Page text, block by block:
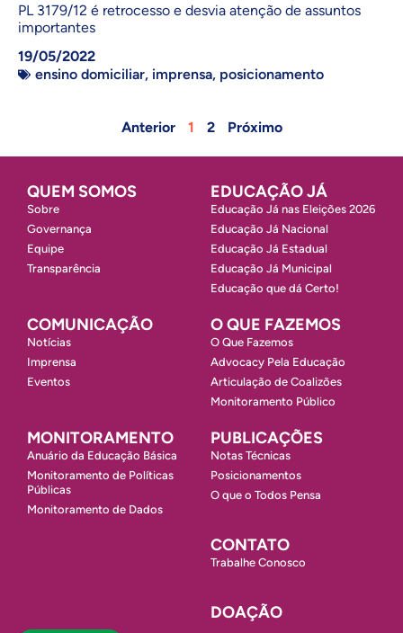
PL 3179/12 é retrocesso e desvia atenção de assuntos
importantes
19/05/2022
ensino domiciliar, imprensa, posicionamento
Anterior 1 2 Próximo
QUEM SOMOS
Sobre
Governança
Equipe
Transparência
EDUCAÇÃO JÁ
Educação Já nas Eleições 2026
Educação Já Nacional
Educação Já Estadual
Educação Já Municipal
Educação que dá Certo!
COMUNICAÇÃO
Notícias
Imprensa
Eventos
O QUE FAZEMOS
O Que Fazemos
Advocacy Pela Educação
Articulação de Coalizões
Monitoramento Público
MONITORAMENTO
Anuário da Educação Básica
Monitoramento de Políticas
Públicas
Monitoramento de Dados
PUBLICAÇÕES
Notas Técnicas
Posicionamentos
O que o Todos Pensa
CONTATO
Trabalhe Conosco
DOAÇÃO